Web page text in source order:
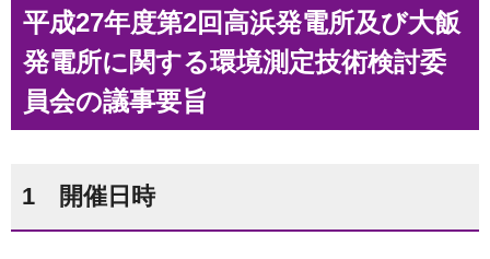
平成27年度第2回高浜発電所及び大飯
発電所に関する環境測定技術検討委
員会の議事要旨
1 開催日時